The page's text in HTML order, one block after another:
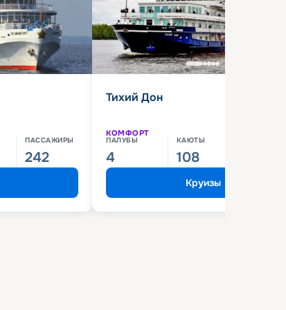
ПАССАЖИРЫ
242
Тихий Дон
КОМФОРТ
ПАЛУБЫ
4
КАЮТЫ
108
Круизы